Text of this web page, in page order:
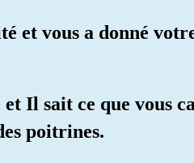
et vous a donné
Il sait ce que vous
poitrines.